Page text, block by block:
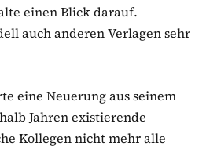
einen Blick darauf.
auch anderen Verlagen sehr
eine Neuerung aus seinem
Jahren existierende
Kollegen nicht mehr alle